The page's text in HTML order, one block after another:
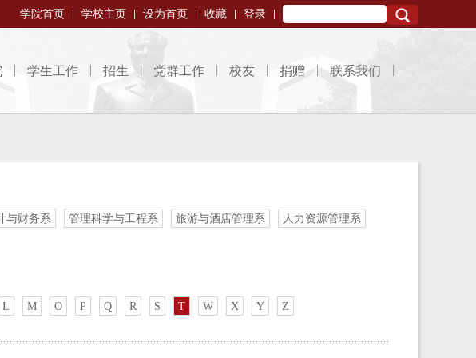
学院首页 学校主页 设为首页 收藏 登录
学生工作 招生 党群工作 校友 捐赠 联系我们
与财务系 管理科学与工程系 旅游与酒店管理系
人力资源管理系
L M O P Q R S T W X Y Z